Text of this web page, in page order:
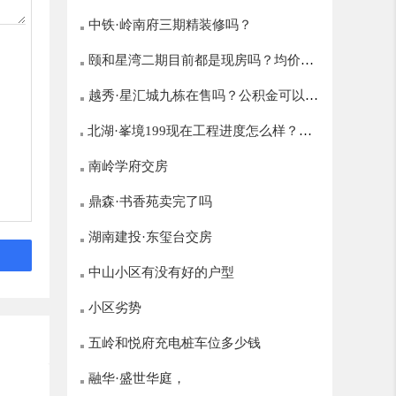
中铁·岭南府三期精装修吗？
颐和星湾二期目前都是现房吗？均价多
少？
越秀·星汇城九栋在售吗？公积金可以贷
多少？
北湖·峯境199现在工程进度怎么样？什
么时候开盘？
南岭学府交房
鼎森·书香苑卖完了吗
湖南建投·东玺台交房
中山小区有没有好的户型
小区劣势
五岭和悦府充电桩车位多少钱
融华·盛世华庭，